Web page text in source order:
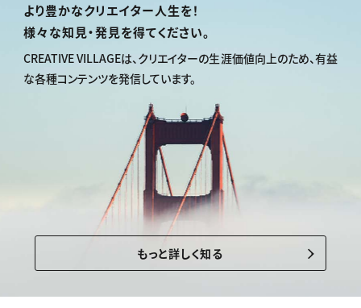
より豊かなクリエイター人生を！
様々な知見・発見を得てください。
CREATIVE VILLAGEは、クリエイターの生涯価値向上のため、有益
な各種コンテンツを発信しています。
もっと詳しく知る